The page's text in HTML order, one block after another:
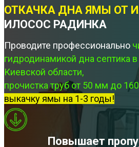
ОТКАЧКА ДНА ЯМЫ ОТ
ИЛОСОС РАДИНКА
Проводите профессионально
гидродинамикой дна септика в
Киевской области,
прочистка труб от 50 мм до
выкачку ямы на 1-3 годы!
Повышает